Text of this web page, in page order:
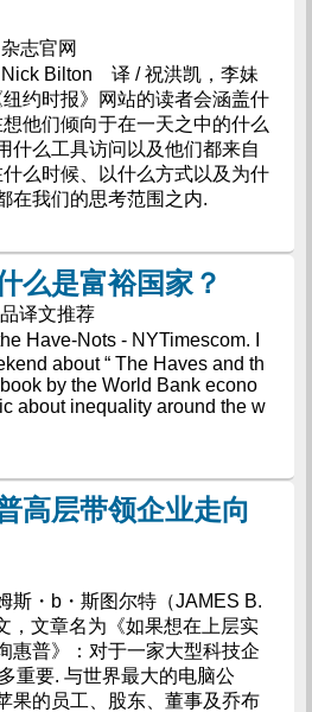
志官网
Bilton 译 / 祝洪凯，李妹
约时报》网站的读者会涵盖什
他们倾向于在一天之中的什么
什么工具访问以及他们都来自
么时候、以什么方式以及为什
在我们的思考范围之内.
是富裕国家？
译文推荐
Have-Nots - NYTimescom. I
about “ The Haves and th
by the World Bank econo
about inequality around the w
高层带领企业走向
斯・b・斯图尔特（JAMES B.
，文章名为《如果想在上层实
惠普》：对于一家大型科技企
重要. 与世界最大的电脑公
果的员工、股东、董事及乔布